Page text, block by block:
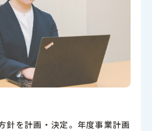
針を計画・決定。年度事業計画